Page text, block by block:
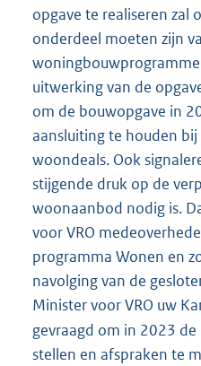
opgave te realiseren zal
onderdeel moeten zijn
uitwerking van de
om de bouwopgave in
aansluiting te houden
woondeals. Ook
stijgende druk op de
woonaanbod nodig is.
voor VRO
programma Wonen en
navolging van de
Minister voor VRO uw
gevraagd om in 2023
stellen en afspraken te